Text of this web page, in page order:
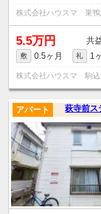
株式会社ハウスマ 巣鴨
5.5万円
敷 0.5ヶ月 礼 1
株式会社ハウスマ 駒込
萩寺前ス
アパート